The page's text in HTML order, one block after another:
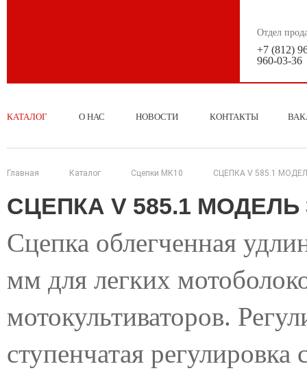
Отдел
+7 (812)
960-03-36
КАТАЛОГ О НАС НОВОСТИ КОНТАКТЫ
Главная Каталог Сцепки МК10 СЦЕПКА V 585.1
СЦЕПКА V 585.1 МОДЕЛЬ
Сцепка облегченная
мм для легких
мотокультиваторов.
ступенчатая регулировка